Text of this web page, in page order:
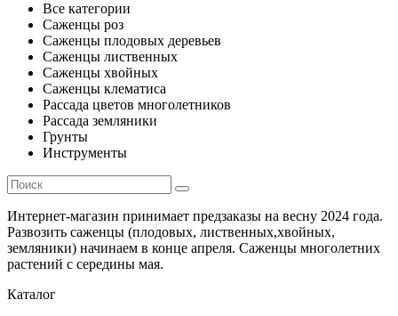
Все категории
Саженцы роз
Саженцы плодовых деревьев
Саженцы лиственных
Саженцы хвойных
Саженцы клематиса
Рассада цветов многолетников
Рассада земляники
Грунты
Инструменты
Интернет-магазин принимает предзаказы на весну 2024 года.
Развозить саженцы (плодовых, лиственных,хвойных,
земляники) начинаем в конце апреля. Саженцы многолетних
растений с середины мая.
Каталог